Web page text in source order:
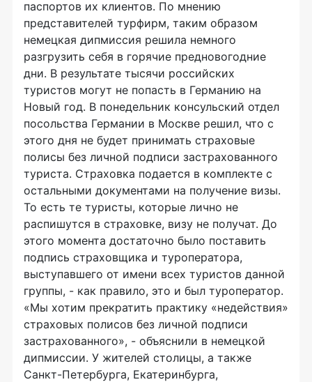
паспортов их клиентов. По мнению
представителей турфирм, таким образом
немецкая дипмиссия решила немного
разгрузить себя в горячие предновогодние
дни. В результате тысячи российских
туристов могут не попасть в Германию на
Новый год. В понедельник консульский отдел
посольства Германии в Москве решил, что с
этого дня не будет принимать страховые
полисы без личной подписи застрахованного
туриста. Страховка подается в комплекте с
остальными документами на получение визы.
То есть те туристы, которые лично не
распишутся в страховке, визу не получат. До
этого момента достаточно было поставить
подпись страховщика и туроператора,
выступавшего от имени всех туристов данной
группы, - как правило, это и был туроператор.
«Мы хотим прекратить практику «недействия»
страховых полисов без личной подписи
застрахованного», - объяснили в немецкой
дипмиссии. У жителей столицы, а также
Санкт-Петербурга, Екатеринбурга,